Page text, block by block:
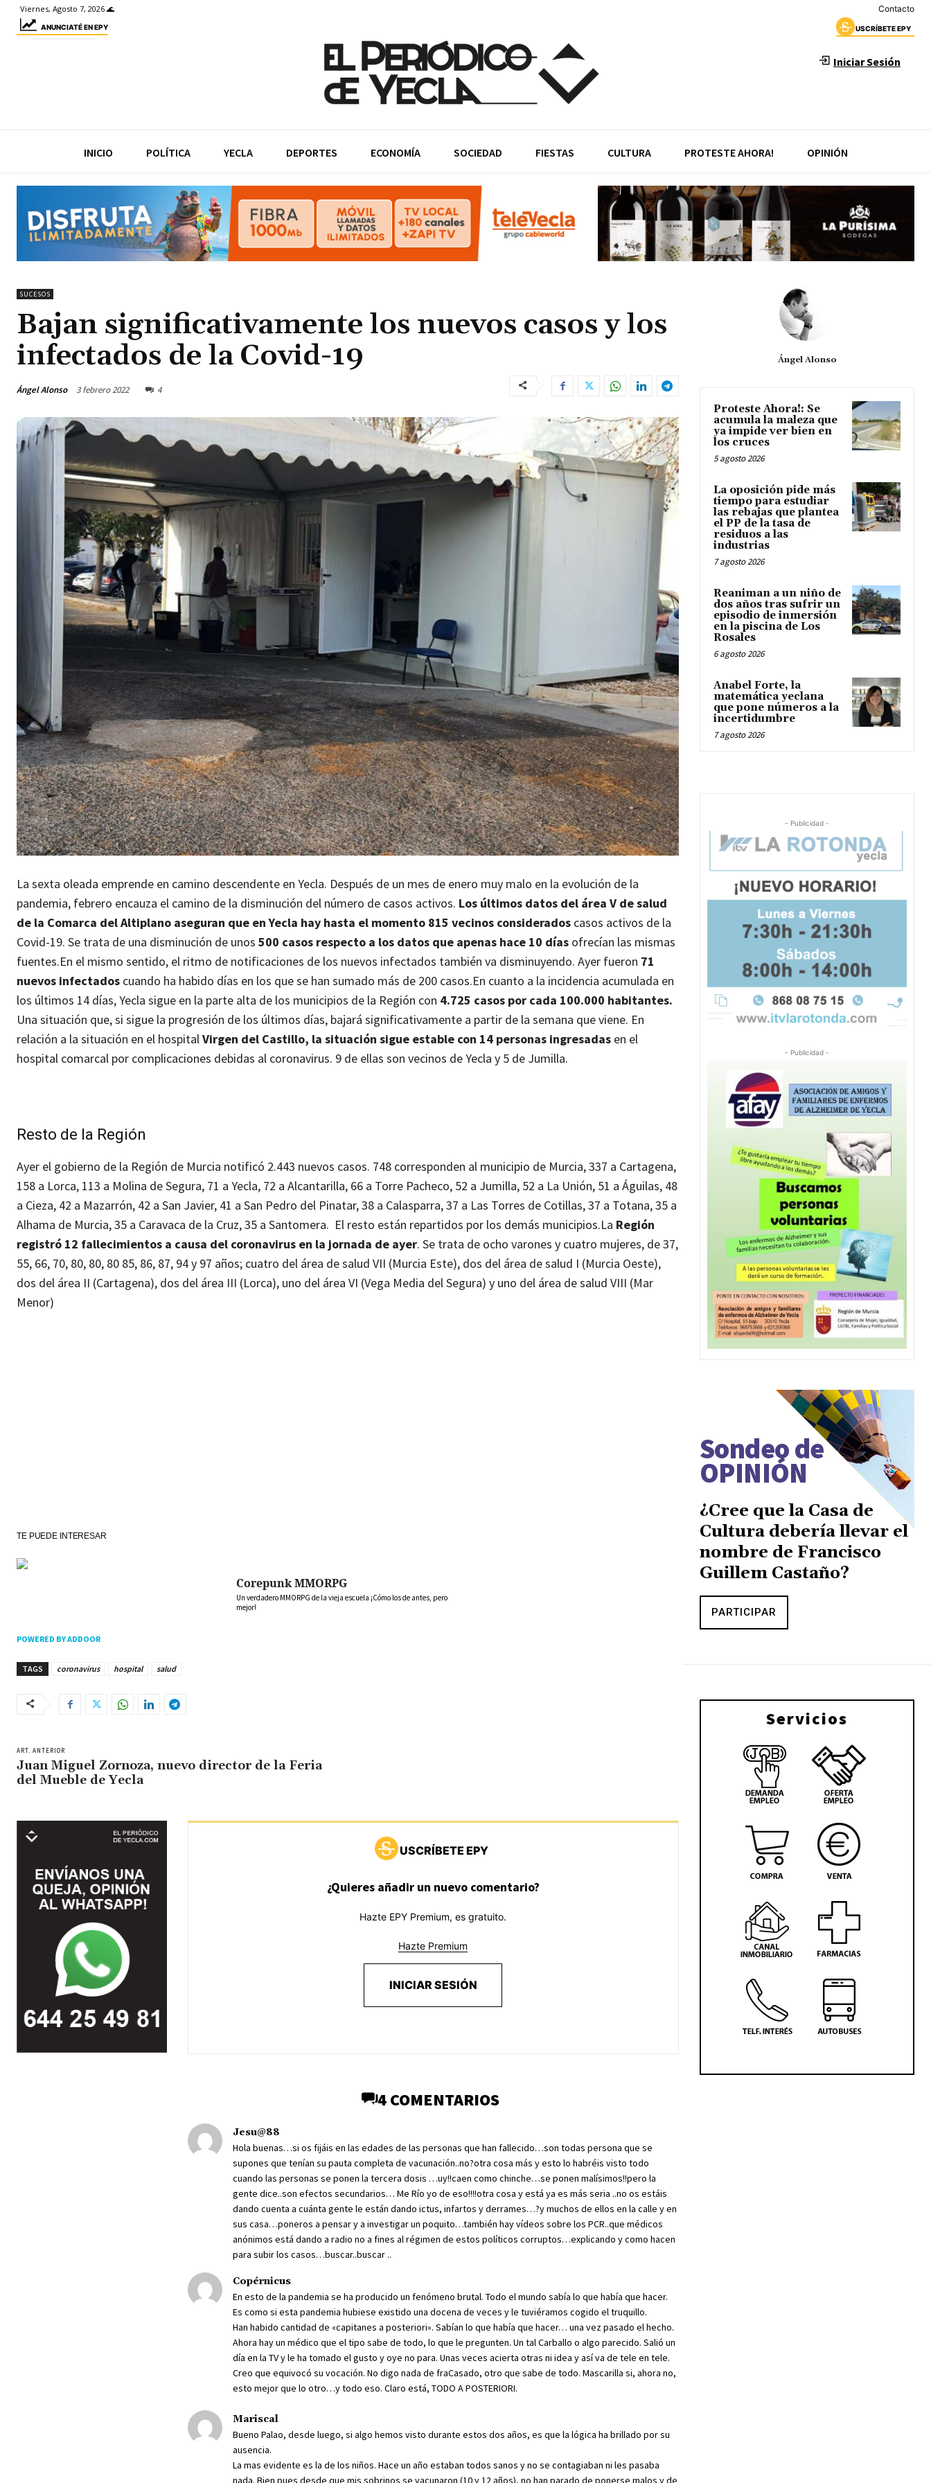
Viernes, Agosto 7, 2026 🌊 Contacto
ANUNCIATÉ EN EPY USCRÍBETE EPY
Iniciar Sesión
INICIO POLÍTICA YECLA DEPORTES ECONOMÍA SOCIEDAD FIESTAS CULTURA PROTESTE AHORA! OPINIÓN
SUCESOS
Bajan significativamente los nuevos casos y los
infectados de la Covid-19
Ángel Alonso 3 febrero 2022 4
La sexta oleada emprende en camino descendente en Yecla. Después de un mes de enero muy malo en la evolución de la
pandemia, febrero encauza el camino de la disminución del número de casos activos. Los últimos datos del área V de salud
de la Comarca del Altiplano aseguran que en Yecla hay hasta el momento 815 vecinos considerados casos activos de la
Covid-19. Se trata de una disminución de unos 500 casos respecto a los datos que apenas hace 10 días ofrecían las mismas
fuentes.En el mismo sentido, el ritmo de notificaciones de los nuevos infectados también va disminuyendo. Ayer fueron 71
nuevos infectados cuando ha habido días en los que se han sumado más de 200 casos.En cuanto a la incidencia acumulada en
los últimos 14 días, Yecla sigue en la parte alta de los municipios de la Región con 4.725 casos por cada 100.000 habitantes.
Una situación que, si sigue la progresión de los últimos días, bajará significativamente a partir de la semana que viene. En
relación a la situación en el hospitalVirgen del Castillo, la situación sigue estable con 14 personas ingresadas en el
hospital comarcal por complicaciones debidas al coronavirus. 9 de ellas son vecinos de Yecla y 5 de Jumilla.
Resto de la Región
Ayer el gobierno de la Región de Murcia notificó 2.443 nuevos casos. 748 corresponden al municipio de Murcia, 337 a Cartagena,
158 a Lorca, 113 a Molina de Segura, 71 a Yecla, 72 a Alcantarilla, 66 a Torre Pacheco, 52 a Jumilla, 52 a La Unión, 51 a Águilas, 48
a Cieza, 42 a Mazarrón, 42 a San Javier, 41 a San Pedro del Pinatar, 38 a Calasparra, 37 a Las Torres de Cotillas, 37 a Totana, 35 a
Alhama de Murcia, 35 a Caravaca de la Cruz, 35 a Santomera. El resto están repartidos por los demás municipios.La Región
registró 12 fallecimientos a causa del coronavirus en la jornada de ayer. Se trata de ocho varones y cuatro mujeres, de 37,
55, 66, 70, 80, 80, 80 85, 86, 87, 94 y 97 años; cuatro del área de salud VII (Murcia Este), dos del área de salud I (Murcia Oeste),
dos del área II (Cartagena), dos del área III (Lorca), uno del área VI (Vega Media del Segura) y uno del área de salud VIII (Mar
Menor)
TE PUEDE INTERESAR
Corepunk MMORPG
Un verdadero MMORPG de la vieja escuela ¡Cómo los de antes, pero
mejor!
POWERED BY ADDOOR
TAGS coronavirus hospital salud
ART. ANTERIOR
Juan Miguel Zornoza, nuevo director de la Feria
del Mueble de Yecla
USCRÍBETE EPY
¿Quieres añadir un nuevo comentario?
Hazte EPY Premium, es gratuito.
Hazte Premium
INICIAR SESIÓN
4 COMENTARIOS
Jesu@88
Hola buenas…si os fijáis en las edades de las personas que han fallecido…son todas persona que se
supones que tenían su pauta completa de vacunación..no?otra cosa más y esto lo habréis visto todo
cuando las personas se ponen la tercera dosis …uy!!caen como chinche…se ponen malísimos!!pero la
gente dice..son efectos secundarios… Me Río yo de eso!!!!otra cosa y está ya es más seria ..no os estáis
dando cuenta a cuánta gente le están dando ictus, infartos y derrames…?y muchos de ellos en la calle y en
sus casa…poneros a pensar y a investigar un poquito…también hay vídeos sobre los PCR..que médicos
anónimos está dando a radio no a fines al régimen de estos políticos corruptos…explicando y como hacen
para subir los casos…buscar..buscar ..
Copérnicus
En esto de la pandemia se ha producido un fenómeno brutal. Todo el mundo sabía lo que había que hacer.
Es como si esta pandemia hubiese existido una docena de veces y le tuviéramos cogido el truquillo.
Han habido cantidad de «capitanes a posteriori». Sabían lo que había que hacer… una vez pasado el hecho.
Ahora hay un médico que el tipo sabe de todo, lo que le pregunten. Un tal Carballo o algo parecido. Salió un
día en la TV y le ha tomado el gusto y oye no para. Unas veces acierta otras ni idea y así va de tele en tele.
Creo que equivocó su vocación. No digo nada de fraCasado, otro que sabe de todo. Mascarilla si, ahora no,
esto mejor que lo otro…y todo eso. Claro está, TODO A POSTERIORI.
Mariscal
Bueno Palao, desde luego, si algo hemos visto durante estos dos años, es que la lógica ha brillado por su
ausencia.
La mas evidente es la de los niños. Hace un año estaban todos sanos y no se contagiaban ni les pasaba
nada. Bien pues desde que mis sobrinos se vacunaron (10 y 12 años), no han parado de ponerse malos y de
Ángel Alonso
Proteste Ahora!: Se
acumula la maleza que
ya impide ver bien en
los cruces
5 agosto 2026
La oposición pide más
tiempo para estudiar
las rebajas que plantea
el PP de la tasa de
residuos a las
industrias
7 agosto 2026
Reaniman a un niño de
dos años tras sufrir un
episodio de inmersión
en la piscina de Los
Rosales
6 agosto 2026
Anabel Forte, la
matemática yeclana
que pone números a la
incertidumbre
7 agosto 2026
- Publicidad -
- Publicidad -
Sondeo de
OPINIÓN
¿Cree que la Casa de
Cultura debería llevar el
nombre de Francisco
Guillem Castaño?
PARTICIPAR
Servicios